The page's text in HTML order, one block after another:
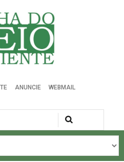
Meio Ambiente
ANUNCIE WEBMAIL